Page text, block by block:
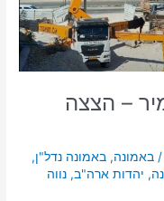
– הצצה
/באמונה,באמונה נדל"ן,
, יהדות ארה"ב,נווה